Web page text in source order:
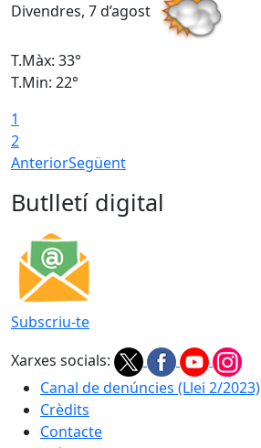
Divendres, 7 d’agost
T.Màx: 33°
T.Min: 22°
1
2
AnteriorSegüent
Butlletí digital
Subscriu-te
Xarxes socials:
Canal de denúncies (Llei 2/2023)
Crèdits
Contacte